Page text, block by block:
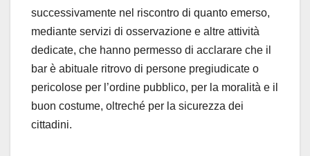
successivamente nel riscontro di quanto emerso,
mediante servizi di osservazione e altre attività
dedicate, che hanno permesso di acclarare che il
bar è abituale ritrovo di persone pregiudicate o
pericolose per l’ordine pubblico, per la moralità e il
buon costume, oltreché per la sicurezza dei
cittadini.